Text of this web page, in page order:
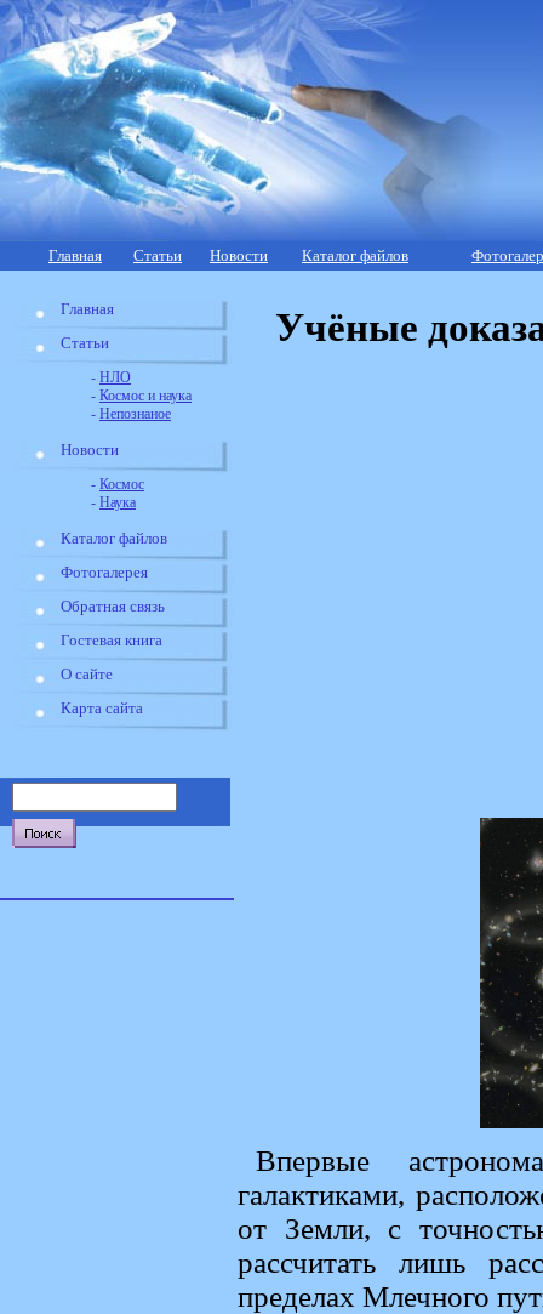
Главная Статьи Новости Каталог файлов
Главная
Статьи
- НЛО
- Космос и наука
- Непознаное
Новости
- Космос
- Наука
Каталог файлов
Фотогалерея
Обратная связь
Гостевая книга
О сайте
Карта сайта
Учёные
Впервые
галактиками,
от Земли, с
рассчитать лишь
пределах Млечного